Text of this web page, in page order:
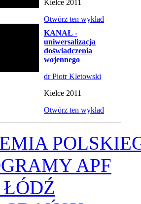
Kielce 2011
Otwórz ten wykład
KANAŁ -
uniwersalizacja
doświadczenia
wojennego
dr Piotr Kletowski
Kielce 2011
Otwórz ten wykład
APF
ŁÓDŹ